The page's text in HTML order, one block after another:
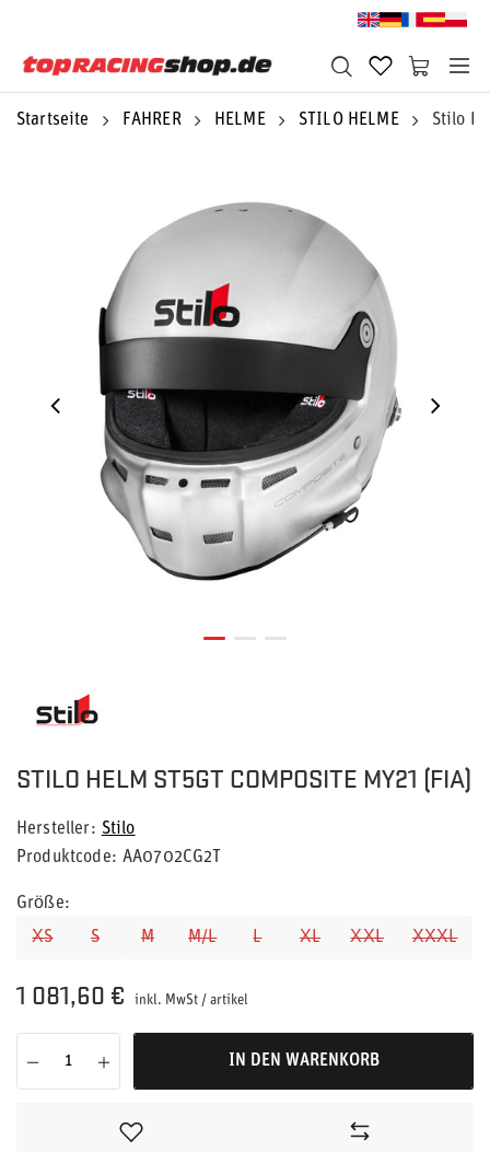
Startseite FAHRER HELME STILO HELME Stilo
STILO HELM ST5GT COMPOSITE MY21 (FIA)
Hersteller
Stilo
Produktcode
AA0702CG2T
Größe
XS
S M M/L L XL XXL XXXL
1 081,60 € inkl. MwSt / artikel
IN DEN WARENKORB